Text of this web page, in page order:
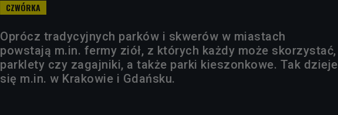
Oprócz tradycyjnych parków i skwerów w miastach
powstają m.in. fermy ziół, z których każdy może skorzystać,
parklety czy zagajniki, a także parki kieszonkowe. Tak dzieje
się m.in. w Krakowie i Gdańsku.